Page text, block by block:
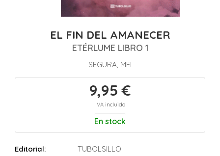
EL FIN DEL AMANECER
ETÉRLUME LIBRO 1
SEGURA, MEI
9,95 €
IVA incluido
En stock
Editorial:
TUBOLSILLO